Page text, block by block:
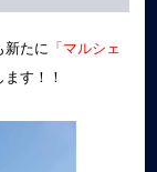
新たに 「マルシェ
す！！